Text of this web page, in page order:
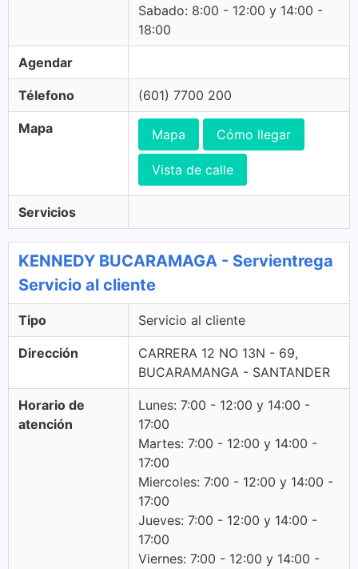
Sabado: 8:00 - 12:00 y 14:00 -
18:00
Agendar
Télefono (601) 7700 200
Mapa Mapa Cómo llegar
Vista de calle
Servicios
KENNEDY BUCARAMAGA - Servientrega
Servicio al cliente
Tipo Servicio al cliente
Dirección
CARRERA 12 NO 13N - 69,
BUCARAMANGA - SANTANDER
Horario de
atención
Lunes: 7:00 - 12:00 y 14:00 -
17:00
Martes: 7:00 - 12:00 y 14:00 -
17:00
Miercoles: 7:00 - 12:00 y 14:00 -
17:00
Jueves: 7:00 - 12:00 y 14:00 -
17:00
Viernes: 7:00 - 12:00 y 14:00 -